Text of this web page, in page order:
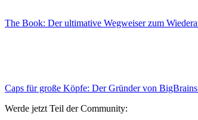
The Book: Der ultimative Wegweiser zum
Caps für große Köpfe: Der Gründer von
Werde jetzt Teil der Community: